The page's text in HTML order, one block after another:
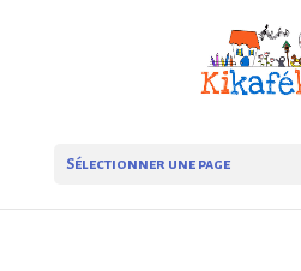
Sélectionner une page